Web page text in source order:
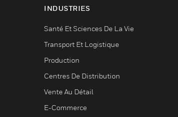
INDUSTRIES
Santé Et Sciences De La Vie
Transport Et Logistique
Production
Centres De Distribution
Vente Au Détail
E-Commerce